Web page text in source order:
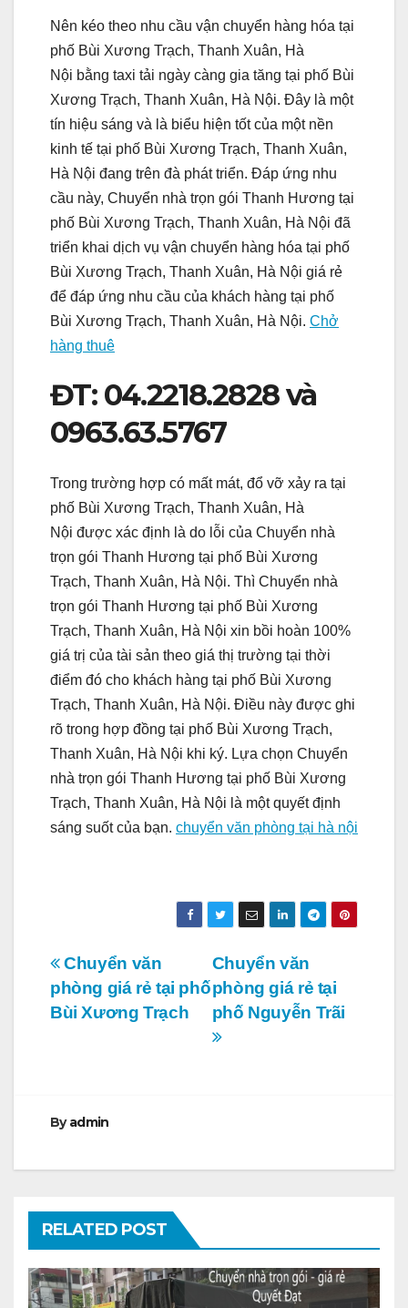
Nên kéo theo nhu cầu vận chuyển hàng hóa tại
phố Bùi Xương Trạch, Thanh Xuân, Hà
Nội bằng taxi tải ngày càng gia tăng tại phố Bùi
Xương Trạch, Thanh Xuân, Hà Nội. Đây là một
tín hiệu sáng và là biểu hiện tốt của một nền
kinh tế tại phố Bùi Xương Trạch, Thanh Xuân,
Hà Nội đang trên đà phát triển. Đáp ứng nhu
cầu này, Chuyển nhà trọn gói Thanh Hương tại
phố Bùi Xương Trạch, Thanh Xuân, Hà Nội đã
triển khai dịch vụ vận chuyển hàng hóa tại phố
Bùi Xương Trạch, Thanh Xuân, Hà Nội giá rẻ
để đáp ứng nhu cầu của khách hàng tại phố
Bùi Xương Trạch, Thanh Xuân, Hà Nội. Chở
hàng thuê
ĐT: 04.2218.2828 và
0963.63.5767
Trong trường hợp có mất mát, đổ vỡ xảy ra tại
phố Bùi Xương Trạch, Thanh Xuân, Hà
Nội được xác định là do lỗi của Chuyển nhà
trọn gói Thanh Hương tại phố Bùi Xương
Trạch, Thanh Xuân, Hà Nội. Thì Chuyển nhà
trọn gói Thanh Hương tại phố Bùi Xương
Trạch, Thanh Xuân, Hà Nội xin bồi hoàn 100%
giá trị của tài sản theo giá thị trường tại thời
điểm đó cho khách hàng tại phố Bùi Xương
Trạch, Thanh Xuân, Hà Nội. Điều này được ghi
rõ trong hợp đồng tại phố Bùi Xương Trạch,
Thanh Xuân, Hà Nội khi ký. Lựa chọn Chuyển
nhà trọn gói Thanh Hương tại phố Bùi Xương
Trạch, Thanh Xuân, Hà Nội là một quyết định
sáng suốt của bạn. chuyển văn phòng tại hà nội
Điều
hướng
Chuyển văn
phòng giá rẻ tại
phố Nguyễn Trãi
Chuyển văn
phòng giá rẻ tại phố
Bùi Xương Trạch
Byadmin
RELATED POST